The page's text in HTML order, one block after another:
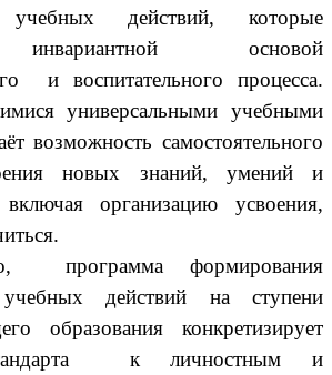
учебных действий, которые
основой
и воспитательного процесса.
универсальными учебными
возможность самостоятельного
новых знаний, умений и
включая организацию усвоения,
программа формирования
учебных действий на ступени
образования конкретизирует
к личностным и